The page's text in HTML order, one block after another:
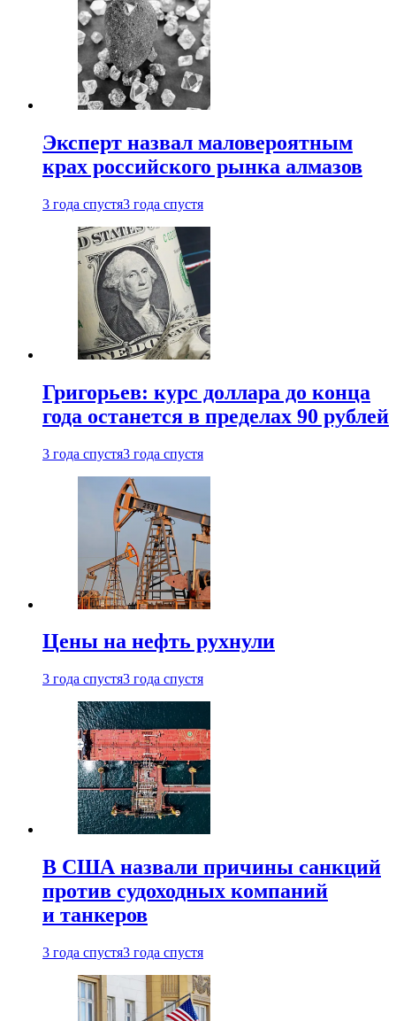
Эксперт назвал маловероятным
крах российского рынка алмазов
3 года спустя3 года спустя
Григорьев: курс доллара до конца
года останется в пределах 90 рублей
3 года спустя3 года спустя
Цены на нефть рухнули
3 года спустя3 года спустя
В США назвали причины санкций
против судоходных компаний
и танкеров
3 года спустя3 года спустя